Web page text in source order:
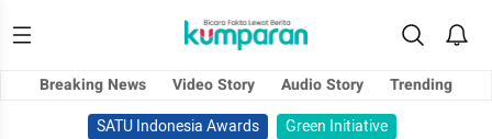
Breaking News Video Story Audio Story
Trending
SATU Indonesia Awards
Green Initiative